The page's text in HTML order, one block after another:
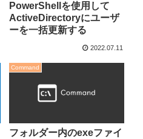
PowerShellを使用して
ActiveDirectoryにユーザ
ーを一括更新する
2022.07.11
Command
フォルダー内のexeファイ